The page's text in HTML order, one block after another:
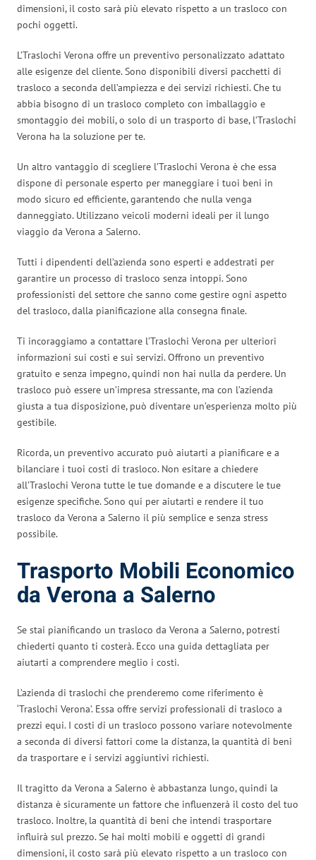
dimensioni, il costo sarà più elevato rispetto a un trasloco con
pochi oggetti.
L’Traslochi Verona offre un preventivo personalizzato adattato
alle esigenze del cliente. Sono disponibili diversi pacchetti di
trasloco a seconda dell’ampiezza e dei servizi richiesti. Che tu
abbia bisogno di un trasloco completo con imballaggio e
smontaggio dei mobili, o solo di un trasporto di base, l’Traslochi
Verona ha la soluzione per te.
Un altro vantaggio di scegliere l’Traslochi Verona è che essa
dispone di personale esperto per maneggiare i tuoi beni in
modo sicuro ed efficiente, garantendo che nulla venga
danneggiato. Utilizzano veicoli moderni ideali per il lungo
viaggio da Verona a Salerno.
Tutti i dipendenti dell’azienda sono esperti e addestrati per
garantire un processo di trasloco senza intoppi. Sono
professionisti del settore che sanno come gestire ogni aspetto
del trasloco, dalla pianificazione alla consegna finale.
Ti incoraggiamo a contattare l’Traslochi Verona per ulteriori
informazioni sui costi e sui servizi. Offrono un preventivo
gratuito e senza impegno, quindi non hai nulla da perdere. Un
trasloco può essere un’impresa stressante, ma con l’azienda
giusta a tua disposizione, può diventare un’esperienza molto più
gestibile.
Ricorda, un preventivo accurato può aiutarti a pianificare e a
bilanciare i tuoi costi di trasloco. Non esitare a chiedere
all’Traslochi Verona tutte le tue domande e a discutere le tue
esigenze specifiche. Sono qui per aiutarti e rendere il tuo
trasloco da Verona a Salerno il più semplice e senza stress
possibile.
Trasporto Mobili Economico
da Verona a Salerno
Se stai pianificando un trasloco da Verona a Salerno, potresti
chiederti quanto ti costerà. Ecco una guida dettagliata per
aiutarti a comprendere meglio i costi.
L’azienda di traslochi che prenderemo come riferimento è
‘Traslochi Verona’. Essa offre servizi professionali di trasloco a
prezzi equi. I costi di un trasloco possono variare notevolmente
a seconda di diversi fattori come la distanza, la quantità di beni
da trasportare e i servizi aggiuntivi richiesti.
Il tragitto da Verona a Salerno è abbastanza lungo, quindi la
distanza è sicuramente un fattore che influenzerà il costo del tuo
trasloco. Inoltre, la quantità di beni che intendi trasportare
influirà sul prezzo. Se hai molti mobili e oggetti di grandi
dimensioni, il costo sarà più elevato rispetto a un trasloco con